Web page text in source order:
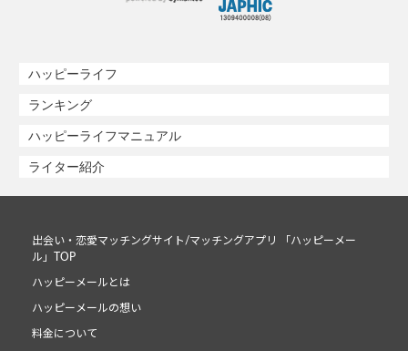
ハッピーライフ
ランキング
ハッピーライフマニュアル
ライター紹介
出会い・恋愛マッチングサイト/マッチングアプリ 「ハッピーメー
ル」TOP
ハッピーメールとは
ハッピーメールの想い
料金について